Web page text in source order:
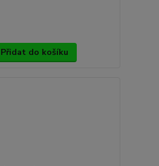
Přidat do košíku